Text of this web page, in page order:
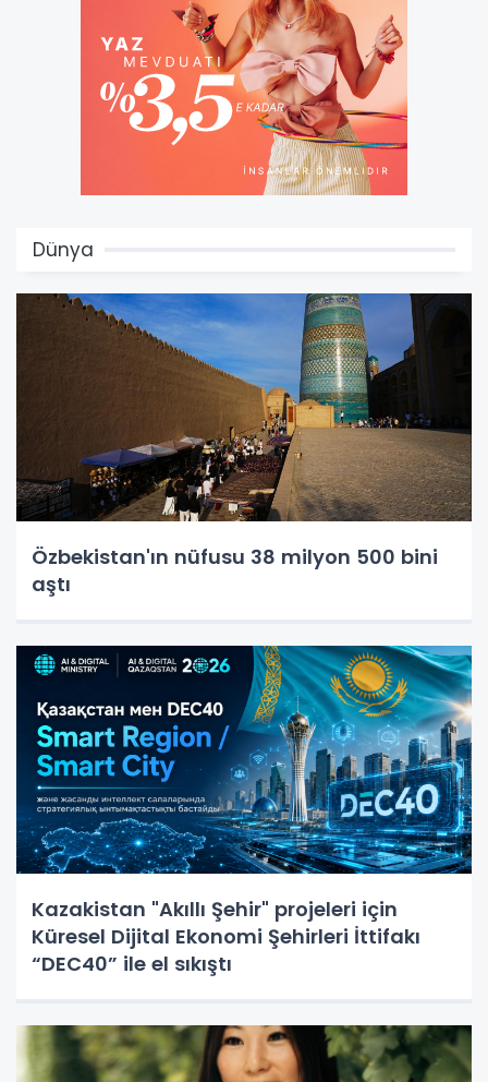
Dünya
Özbekistan'ın nüfusu 38 milyon 500 bini
aştı
Kazakistan "Akıllı Şehir" projeleri için
Küresel Dijital Ekonomi Şehirleri İttifakı
“DEC40” ile el sıkıştı